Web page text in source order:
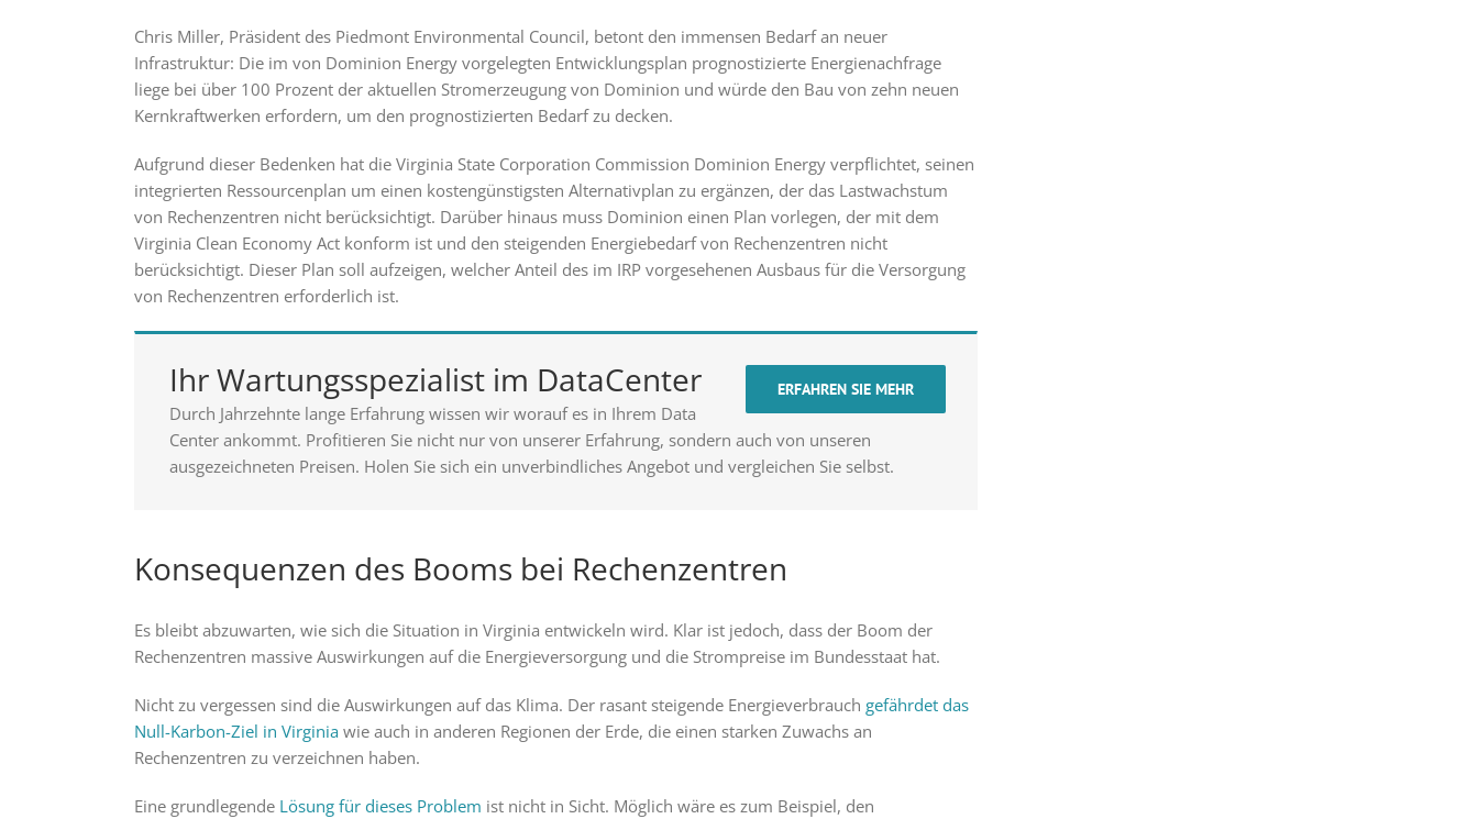
Chris Miller, Präsident des Piedmont Environmental Council, betont den immensen Bedarf an neuer
Infrastruktur: Die im von Dominion Energy vorgelegten Entwicklungsplan prognostizierte Energienachfrage
liege bei über 100 Prozent der aktuellen Stromerzeugung von Dominion und würde den Bau von zehn neuen
Kernkraftwerken erfordern, um den prognostizierten Bedarf zu decken.
Aufgrund dieser Bedenken hat die Virginia State Corporation Commission Dominion Energy verpflichtet, seinen
integrierten Ressourcenplan um einen kostengünstigsten Alternativplan zu ergänzen, der das Lastwachstum
von Rechenzentren nicht berücksichtigt. Darüber hinaus muss Dominion einen Plan vorlegen, der mit dem
Virginia Clean Economy Act konform ist und den steigenden Energiebedarf von Rechenzentren nicht
berücksichtigt. Dieser Plan soll aufzeigen, welcher Anteil des im IRP vorgesehenen Ausbaus für die Versorgung
von Rechenzentren erforderlich ist.
ERFAHREN SIE MEHR
Ihr Wartungsspezialist im DataCenter
Durch Jahrzehnte lange Erfahrung wissen wir worauf es in Ihrem Data
Center ankommt. Profitieren Sie nicht nur von unserer Erfahrung, sondern auch von unseren
ausgezeichneten Preisen. Holen Sie sich ein unverbindliches Angebot und vergleichen Sie selbst.
Konsequenzen des Booms bei Rechenzentren
Es bleibt abzuwarten, wie sich die Situation in Virginia entwickeln wird. Klar ist jedoch, dass der Boom der
Rechenzentren massive Auswirkungen auf die Energieversorgung und die Strompreise im Bundesstaat hat.
Nicht zu vergessen sind die Auswirkungen auf das Klima. Der rasant steigende Energieverbrauch gefährdet das
Null-Karbon-Ziel in Virginiawie auch in anderen Regionen der Erde, die einen starken Zuwachs an
Rechenzentren zu verzeichnen haben.
Eine grundlegende Lösung für dieses Problem ist nicht in Sicht. Möglich wäre es zum Beispiel, den